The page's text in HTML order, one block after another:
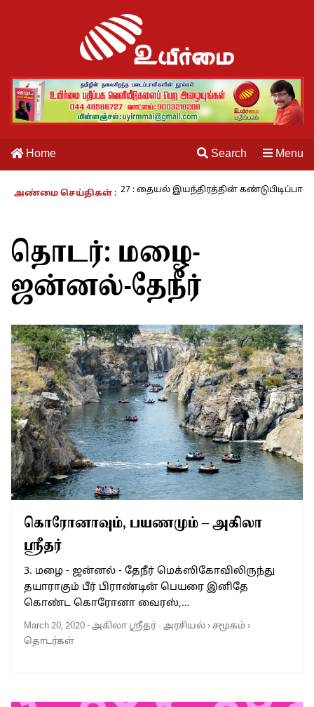
Home Search · Menu
அண்மை செய்திகள் :
வாழும் காலம் – 27 : தையல் இயந்திரத்தின் கண்டுபிடிப்பாளர் யார்?
தொடர்: மழை-
ஜன்னல்-தேநீர்
கொரோனாவும், பயணமும் – அகிலா
ஸ்ரீதர்
3. மழை - ஜன்னல் - தேநீர் மெக்ஸிகோவிலிருந்து
தயாராகும் பீர் பிராண்டின் பெயரை இனிதே
கொண்ட கொரோனா வைரஸ்,…
March 20, 2020-அகிலா ஸ்ரீதர் · அரசியல்›சமூகம்›
தொடர்கள்